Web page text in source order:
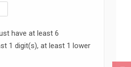
have at least 6
1 digit(s), at least 1 lower